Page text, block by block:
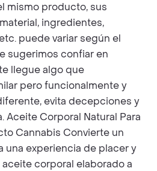
mismo producto, sus
ingredientes,
puede variar según el
sugerimos confiar en
llegue algo que
pero funcionalmente y
evita decepciones y
Aceite Corporal Natural Para
Cannabis Convierte un
una experiencia de placer y
corporal elaborado a